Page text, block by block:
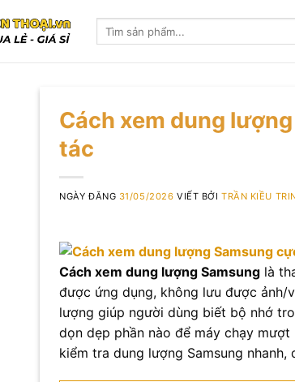
Tìm
Cách xem dung
tác
NGÀY ĐĂNG 31/05/2026 VIẾT BỞI TRẦN KIỀU
Cách xem dung lượng Samsung là
được ứng dụng, không lưu được ảnh/
lượng giúp người dùng biết bộ nhớ
dọn dẹp phần nào để máy chạy
kiểm tra dung lượng Samsung nhanh,